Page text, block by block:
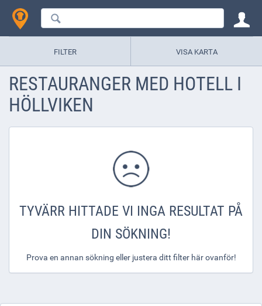
FILTER VISA KARTA
RESTAURANGER MED HOTELL I
HÖLLVIKEN
TYVÄRR HITTADE VI INGA RESULTAT PÅ
DIN SÖKNING!
Prova en annan sökning eller justera ditt filter här ovanför!